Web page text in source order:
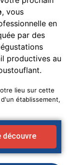
, vous
en
par des
productives au
lieu sur cette
établissement,
découvre